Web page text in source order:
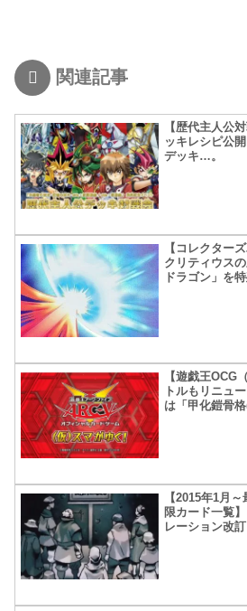
関連記事
【歴代主人公
ッキレシピ公
デッキ…。
【コレクター
クリティウス
ドラゴン」を
【遊戯王OCG
トルもリニュ
は「甲化鎧骨
【2015年1月
限カード一覧
レーション改訂